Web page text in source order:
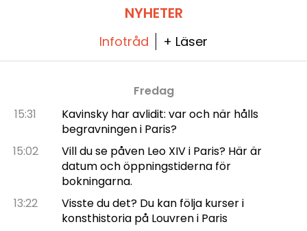
NYHETER
Infotråd + Läser
Fredag
15:31
Kavinsky har avlidit: var och när hålls
begravningen i Paris?
15:02
Vill du se påven Leo XIV i Paris? Här är
datum och öppningstiderna för
bokningarna.
13:22
Visste du det? Du kan följa kurser i
konsthistoria på Louvren i Paris